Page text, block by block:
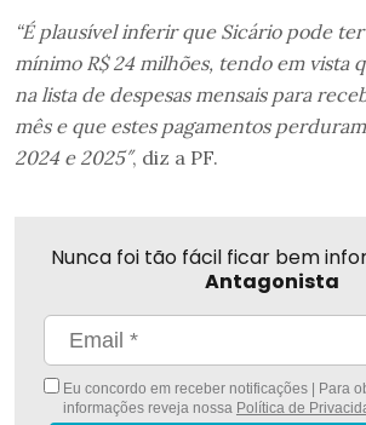
“É plausível inferir que Sicário pode
mínimo R$ 24 milhões, tendo em vista
na lista de despesas mensais para
mês e que estes pagamentos
2024 e 2025″, diz a PF.
Nunca foi tão fácil ficar bem
Antagonista
Eu concordo em receber notificações | Para
informações reveja nossa Política de